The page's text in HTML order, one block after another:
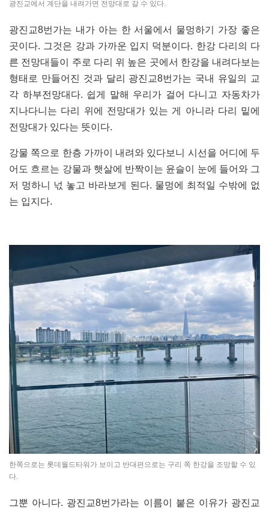
광진교에서 계단을 내려가면 전망대로 갈 수 있다.
광진교8번가는 내가 아는 한 서울에서 물멍하기 가장 좋은
곳이다. 그것은 강과 가까운 입지 덕분이다. 한강 다리의 다
른 전망대들이 주로 다리 위 높은 곳에서 한강을 내려다보는
형태로 만들어진 것과 달리 광진교8번가는 국내 유일의 교
각 하부전망대다. 쉽게 말해 우리가 걸어 다니고 자동차가
지나다니는 다리 위에 전망대가 있는 게 아니라 다리 밑에
전망대가 있다는 뜻이다.
강물 쪽으로 한층 가까이 내려와 있다보니 시선을 어디에 두
어도 흐르는 강물과 햇살에 반짝이는 윤슬이 눈에 들어와 그
저 멍하니 넋 놓고 바라보게 된다. 물멍에 최적일 수밖에 없
는 입지다.
한쪽으로는 롯데월드타워가 보이고 반대편으로는 구리 쪽 한강을 조망할 수 있
다.
그뿐 아니다. 광진교8번가라는 이름이 붙은 이유가 광진교